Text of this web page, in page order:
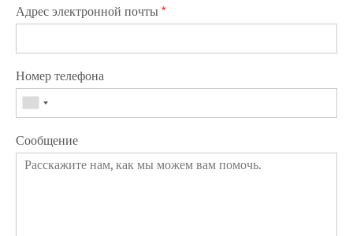
Адрес электронной почты*
Номер телефона
Сообщение